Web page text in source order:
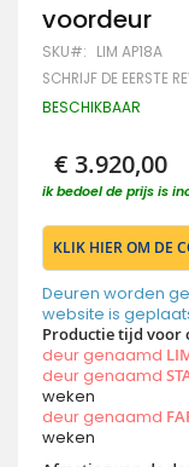
het
begin
van
de
afbeeldingen-
voordeur
SKU LIM AP18A
SCHRIJF DE EERSTE
BESCHIKBAAR
€ 3.920,00
ik bedoel de prijs is
KLIK HIER OM DE
Deuren worden
website is
Productie tijd voor
deur genaamd
deur genaamd
weken
deur genaamd
weken